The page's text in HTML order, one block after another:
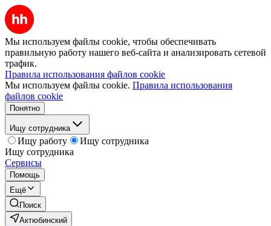
Мы используем файлы cookie, чтобы обеспечивать
правильную работу нашего веб-сайта и анализировать сетевой
трафик.
Правила использования файлов cookie
Мы используем файлы cookie. Правила использования
файлов cookie
Понятно
Ищу сотрудника
Ищу работу
Ищу сотрудника
Ищу сотрудника
Сервисы
Помощь
Ещё
Поиск
Актюбинский